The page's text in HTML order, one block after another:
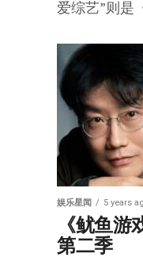
爱综艺”则是
娱乐星闻 5 years
《鱿鱼
第二季